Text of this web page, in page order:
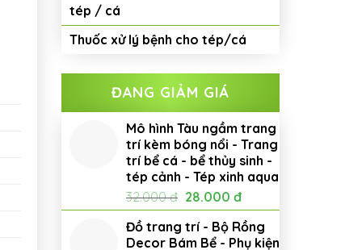
tép / cá
Thuốc xử lý bệnh cho tép/cá
ĐANG GIẢM GIÁ
Mô hình Tàu ngầm trang
trí kèm bóng nổi - Trang
trí bể cá - bể thủy sinh -
tép cảnh - Tép xinh aqua
32.000đ Giá
gốc
là:
32.000 đ.
28.000 đGiá
hiện
tại
là:
Đồ trang trí - Bộ Rồng
Decor Bám Bể - Phụ kiện